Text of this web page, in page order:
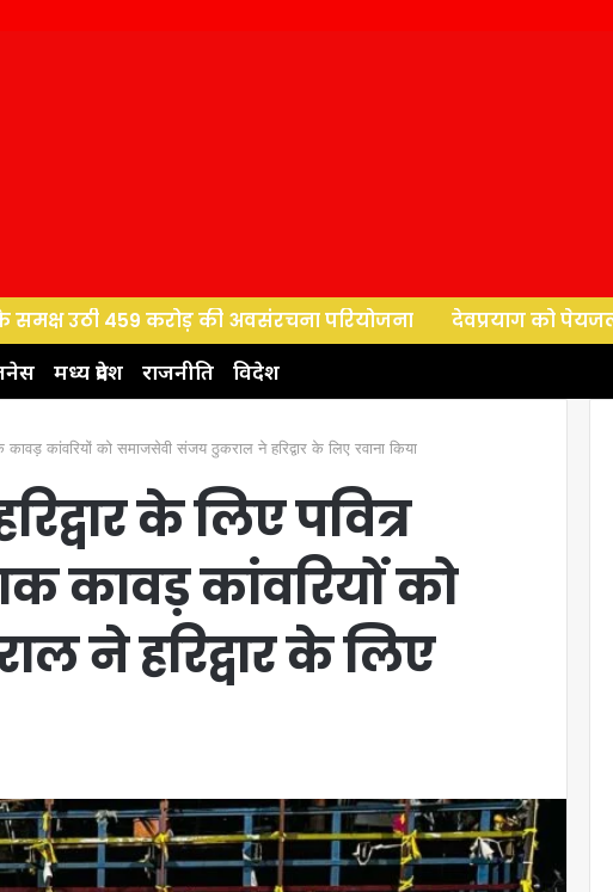
459 करोड़ की अवसंरचना परियोजना देवप्रयाग को पेयजल
मध्य प्रदेश राजनीति विदेश
कांवरियों को समाजसेवी संजय ठुकराल ने हरिद्वार के लिए रवाना किया
के लिए पवित्र
कावड़ कांवरियों को
ने हरिद्वार के लिए